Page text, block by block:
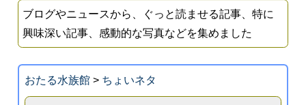
ブログやニュースから、ぐっと読ませる記事、特に
興味深い記事、感動的な写真などを集めました
おたる水族館> ちょいネタ